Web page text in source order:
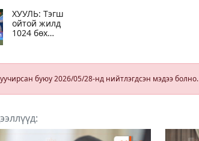
ХУУЛЬ: Тэгш
ойтой жилд
1024 бөх
Ерөнхийлөгч
байхаарбуюу 2026/05/28-нд нийтлэгдсэн мэдээ болно.